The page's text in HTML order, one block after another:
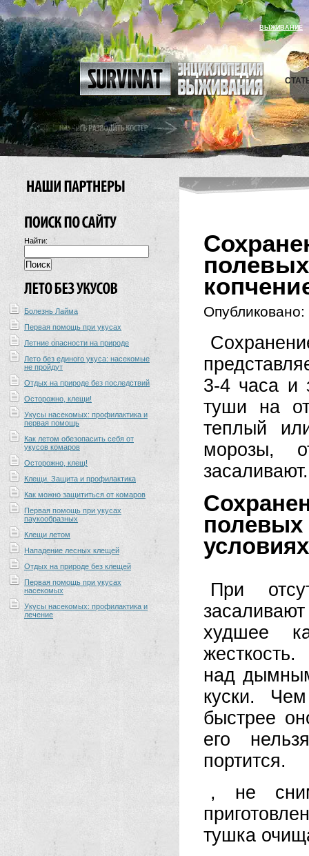
ВЫЖИВАНИЕ
Найти:
Болезнь Лайма
Первая помощь при укусах
Летние опасности на природе
Лето без единого укуса: насекомые
не пройдут
Отдых на природе без последствий
Осторожно, клещи!
Укусы насекомых: профилактика и
первая помощь
Как летом обезопасить себя от
укусов комаров
Осторожно, клещ!
Клещи. Защита и профилактика
Как можно защититься от комаров
Первая помощь при укусах
паукообразных
Клещи летом
Нападение лесных клещей
Отдых на природе без клещей
Первая помощь при укусах
насекомых
Укусы насекомых: профилактика и
лечение
Опубликовано:
3-4 часа и
туши на
теплый
морозы,
полевых
При
худшее
над
куски.
быстрее
его
портится.
, не
тушка